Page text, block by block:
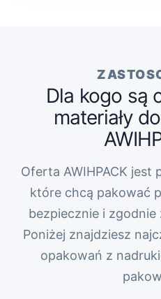
Dla kogo są
materiały
Oferta AWIHPACK jest
które chcą pakować
bezpiecznie i
Poniżej znajdziesz
opakowań z